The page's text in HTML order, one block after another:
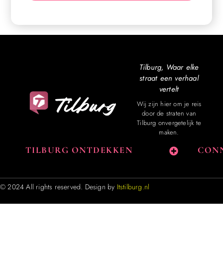
TILBURG ONTDEKKEN
Tilburg, Waar elke
straat een verhaal
vertelt
Wij zijn hier om je reis
door de straten van
Tilburg onvergetelijk te
maken.
© 2024 All rights reserved. Design by Itstilburg.nl